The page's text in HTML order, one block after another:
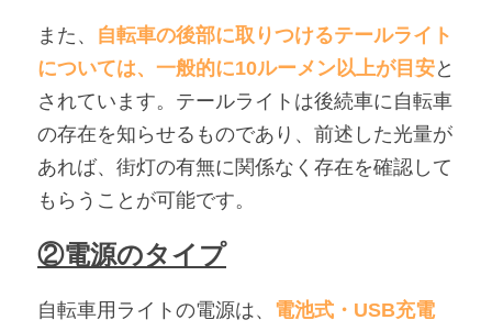
また、 自転車の後部に取りつけるテールライト
については、一般的に10ルーメン以上が目安と
されています。テールライトは後続車に自転車
の存在を知らせるものであり、前述した光量が
あれば、街灯の有無に関係なく存在を確認して
もらうことが可能です。
②電源のタイプ
自転車用ライトの電源は、 電池式・USB充電